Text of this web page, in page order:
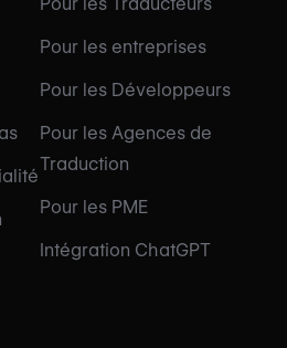
Pour les entreprises
Pour les Développeurs
Pour les Agences de
Traduction
Pour les PME
Intégration ChatGPT